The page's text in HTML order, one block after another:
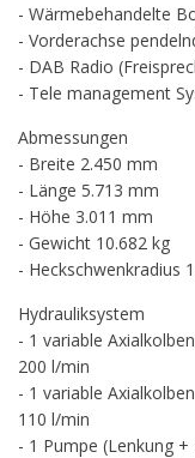
- Wärmebehandelte
- Vorderachse
- DAB Radio
- Tele management
Abmessungen
- Breite 2.450 mm
- Länge 5.713 mm
- Höhe 3.011 mm
- Gewicht 10.682 kg
- Heckschwenkradius
Hydrauliksystem
- 1 variable
200 l/min
- 1 variable
110 l/min
- 1 Pumpe (Lenkung